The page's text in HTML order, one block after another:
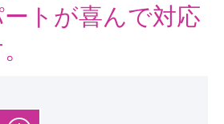
トが喜んで対応